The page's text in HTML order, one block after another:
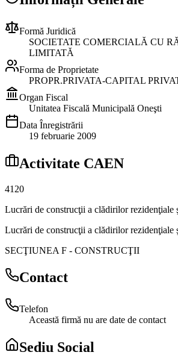
Formă Juridică
SOCIETATE COMERCIALĂ CU
LIMITATĂ
Forma de Proprietate
PROPR.PRIVATA-CAPITAL
Organ Fiscal
Unitatea Fiscală Municipală Oneşti
Data Înregistrării
19 februarie 2009
Activitate CAEN
4120
Lucrări de construcţii a clădirilor rezidenţiale
Lucrări de construcţii a clădirilor rezidenţiale
SECŢIUNEA F - CONSTRUCŢII
Contact
Telefon
Această firmă nu are date de contact
Sediu Social